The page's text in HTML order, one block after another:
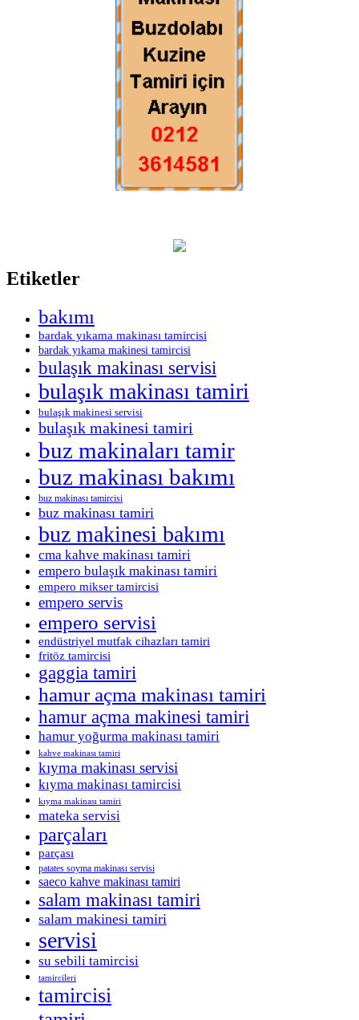
Etiketler
bakımı
bardak yıkama makinası tamircisi
bardak yıkama makinesi tamircisi
bulaşık makinası servisi
bulaşık makinası tamiri
bulaşık makinesi servisi
bulaşık makinesi tamiri
buz makinaları tamir
buz makinası bakımı
buz makinası tamircisi
buz makinası tamiri
buz makinesi bakımı
cma kahve makinası tamiri
empero bulaşık makinası tamiri
empero mikser tamircisi
empero servis
empero servisi
endüstriyel mutfak cihazları tamiri
fritöz tamircisi
gaggia tamiri
hamur açma makinası tamiri
hamur açma makinesi tamiri
hamur yoğurma makinası tamiri
kahve makinası tamiri
kıyma makinası servisi
kıyma makinası tamircisi
kıyma makinası tamiri
mateka servisi
parçaları
parçası
patates soyma makinası servisi
saeco kahve makinası tamiri
salam makinası tamiri
salam makinesi tamiri
servisi
su sebili tamircisi
tamircileri
tamircisi